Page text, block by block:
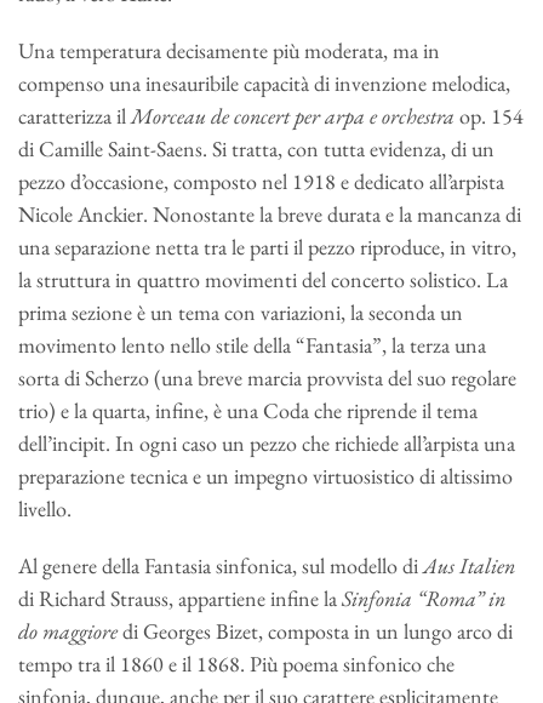
Una temperatura decisamente più moderata, ma in
compenso una inesauribile capacità di invenzione melodica,
caratterizza ilMorceau de concert per arpa e orchestra op. 154
di Camille Saint-Saens. Si tratta, con tutta evidenza, di un
pezzo d’occasione, composto nel 1918 e dedicato all’arpista
Nicole Anckier. Nonostante la breve durata e la mancanza di
una separazione netta tra le parti il pezzo riproduce, in vitro,
la struttura in quattro movimenti del concerto solistico. La
prima sezione è un tema con variazioni, la seconda un
movimento lento nello stile della “Fantasia”, la terza una
sorta di Scherzo (una breve marcia provvista del suo regolare
trio) e la quarta, infine, è una Coda che riprende il tema
dell’incipit. In ogni caso un pezzo che richiede all’arpista una
preparazione tecnica e un impegno virtuosistico di altissimo
livello.
Al genere della Fantasia sinfonica, sul modello diAus Italien
di Richard Strauss, appartiene infine laSinfonia “Roma” in
do maggioredi Georges Bizet, composta in un lungo arco di
tempo tra il 1860 e il 1868. Più poema sinfonico che
sinfonia, dunque, anche per il suo carattere esplicitamente